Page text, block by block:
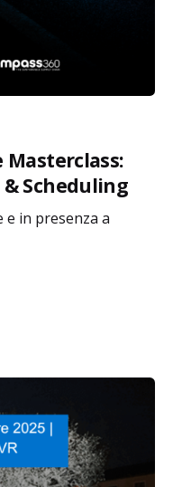
Masterclass:
Scheduling
e in presenza a